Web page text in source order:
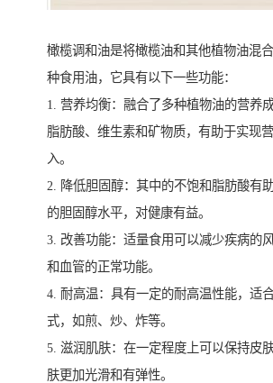
橄榄调和油是将橄榄油和其他植物油混
种食用油，它具有以下一些功能：
1. 营养均衡：融合了多种植物油的营养
脂肪酸、维生素和矿物质，有助于实现
入。
2. 降低胆固醇：其中的不饱和脂肪酸有
的胆固醇水平，对健康有益。
3. 改善功能：适量食用可以减少疾病的
和血管的正常功能。
4. 耐高温：具有一定的耐高温性能，适
式，如煎、炒、炸等。
5. 滋润肌肤：在一定程度上可以保持皮
肤更加光滑和有弹性。